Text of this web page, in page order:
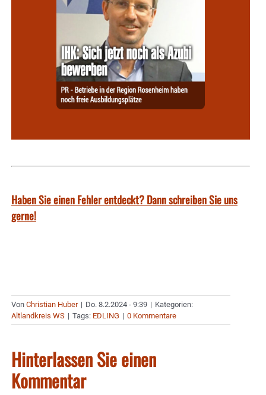
Haben Sie einen Fehler entdeckt? Dann schreiben Sie uns
gerne!
Von Christian Huber | Do. 8.2.2024 - 9:39 | Kategorien:
Altlandkreis WS | Tags: EDLING | 0 Kommentare
Hinterlassen Sie einen
Kommentar